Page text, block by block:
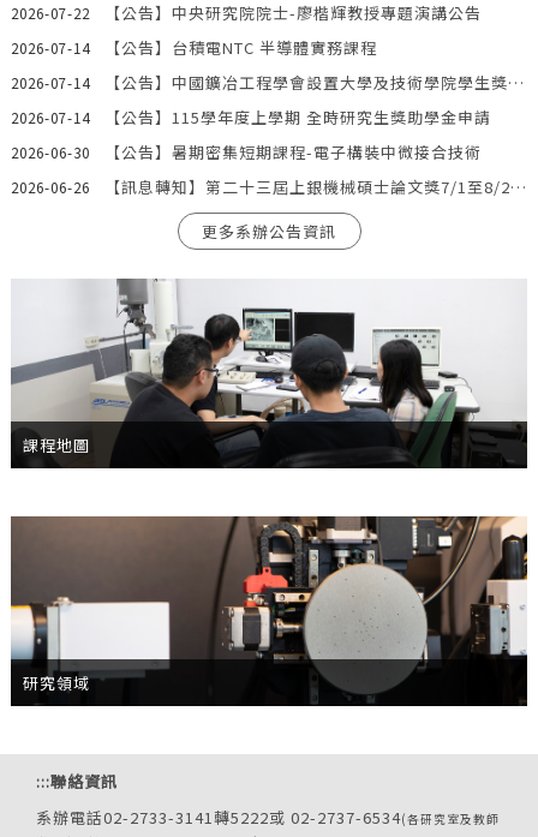
2026-07-22 【公告】中央研究院院士-廖楷輝教授專題演講公告
2026-07-14 【公告】台積電NTC 半導體實務課程
2026-07-14 【公告】中國鑛冶工程學會設置大學及技術學院學生獎勵金即日起至8/17受理申請
2026-07-14 【公告】115學年度上學期 全時研究生獎助學金申請
2026-06-30 【公告】暑期密集短期課程-電子構裝中微接合技術
2026-06-26
【訊息轉知】第二十三屆上銀機械碩士論文獎7/1至8/20受理申請
更多系辦公告資訊
課程地圖
研究領域
:::聯絡資訊
系辦電話02-2733-3141轉5222或 02-2737-6534(各研究室及教師